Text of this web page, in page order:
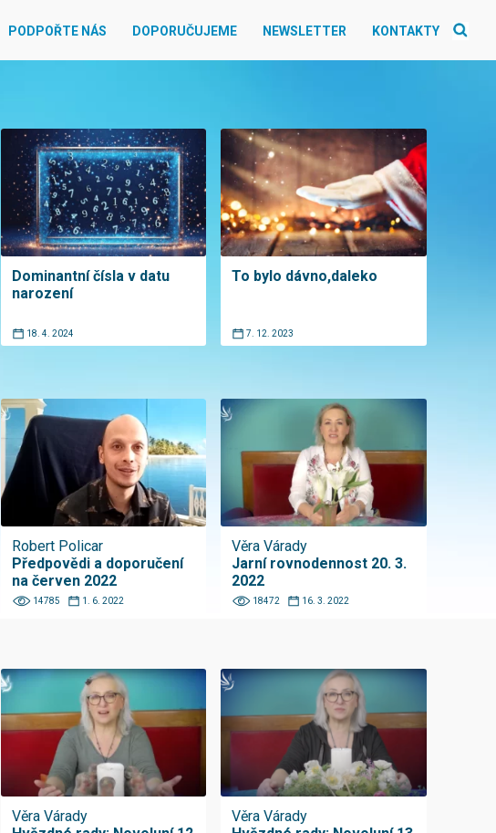
PODPOŘTE NÁS DOPORUČUJEME NEWSLETTER KONTAKTY
Dominantní čísla v datu
narození
18. 4. 2024
To bylo dávno,daleko
7. 12. 2023
Robert Policar
Předpovědi a doporučení
na červen 2022
14785 1. 6. 2022
Věra Várady
Jarní rovnodennost 20. 3.
2022
18472 16. 3. 2022
Věra Várady
Věra Várady